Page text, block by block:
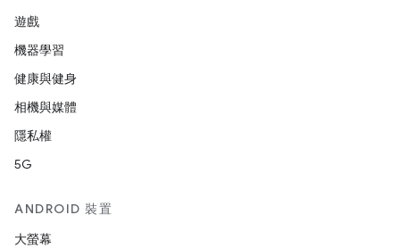
遊戲
機器學習
健康與健身
相機與媒體
隱私權
5G
ANDROID 裝置
大螢幕